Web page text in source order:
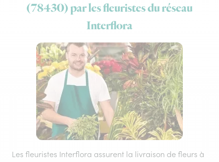
(78430) par les fleuristes du réseau
Interflora
Les fleuristes Interflora assurent la livraison de fleurs à